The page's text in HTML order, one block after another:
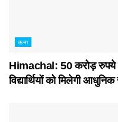
ऊना
Himachal: 50 करोड़ रुपये से
विद्यार्थियों को मिलेगी आधुनिक